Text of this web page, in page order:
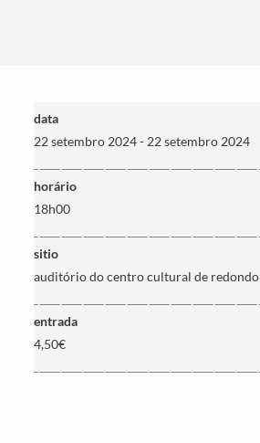
Termo de Pesquisa
Categorias gerais
data
22 setembro 2024 - 22 setembro 2024
horário
18h00
sitio
auditório do centro cultural de redondo
entrada
4,50€